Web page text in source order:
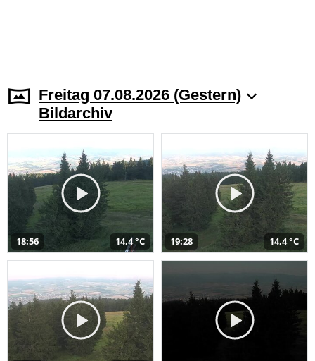
Freitag 07.08.2026 (Gestern)
Bildarchiv
18:56 14,4 °C 19:28 14,4 °C